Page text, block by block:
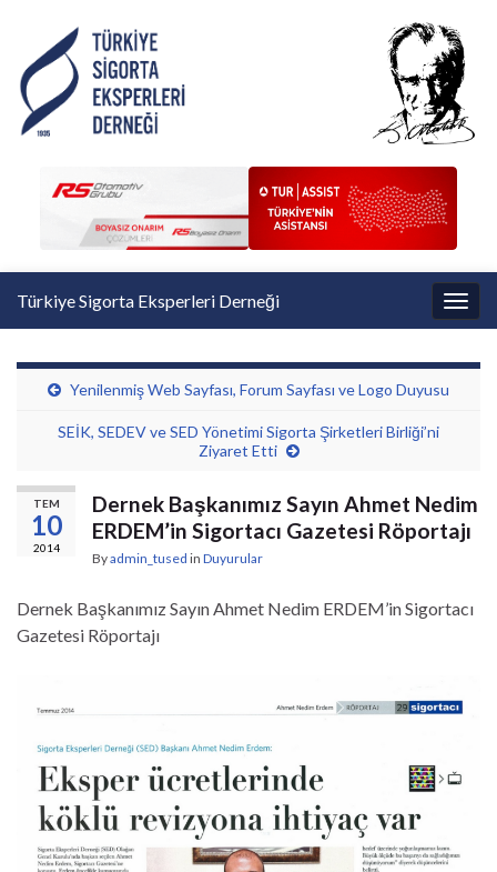
Türkiye Sigorta Eksperleri Derneği
Yenilenmiş Web Sayfası, Forum Sayfası ve Logo Duyusu
SEİK, SEDEV ve SED Yönetimi Sigorta Şirketleri Birliği’ni
Ziyaret Etti
TEM
10
2014
Dernek Başkanımız Sayın Ahmet Nedim
ERDEM’in Sigortacı Gazetesi Röportajı
Byadmin_tused in Duyurular
Dernek Başkanımız Sayın Ahmet Nedim ERDEM’in Sigortacı
Gazetesi Röportajı